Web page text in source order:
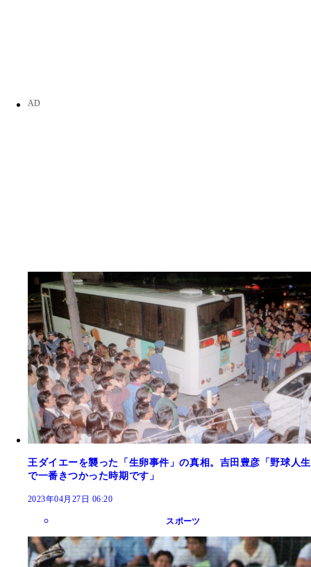
王ダイエーを襲った「生卵事件」の真相。吉田豊彦「野球人生
で一番きつかった時期です」
2023年04月27日 06:20
スポーツ